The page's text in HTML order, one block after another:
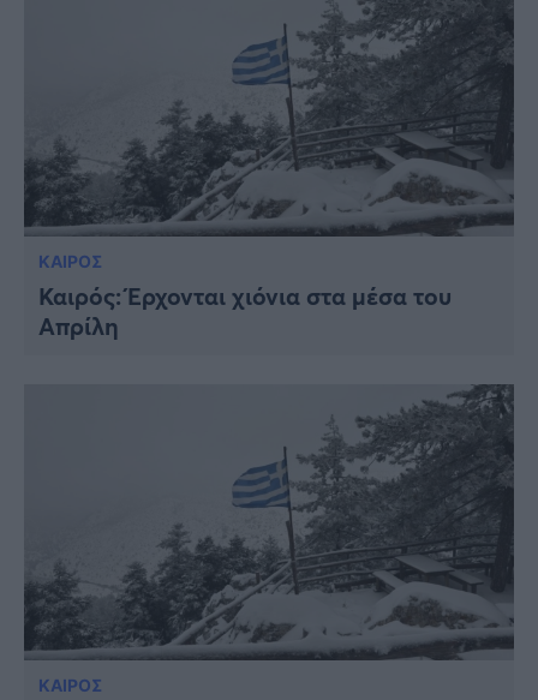
ΚΑΙΡΟΣ
Καιρός: Έρχονται χιόνια στα μέσα του
Απρίλη
ΚΑΙΡΟΣ